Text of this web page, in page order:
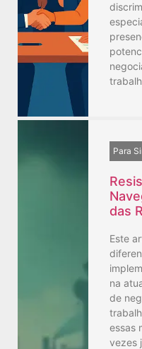
Para
das
Este
na
de
essas
vezes